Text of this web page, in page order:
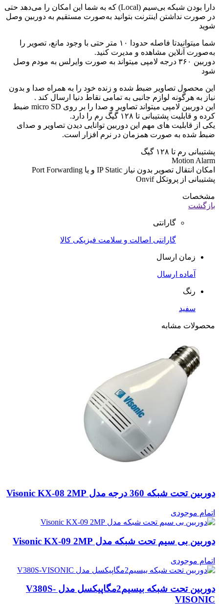
دارا بودن شبکه بی‌سیم (Local) که به شما این امکان را می‌دهد حتی
در صورت نداشتن اینترنت بتوانید به‌صورت مستقیم به دوربین وصل
شوید
شما میتوانیدتا فاصله حدودا ۱۰ متر حتی با وجود مانع، تصویر را
به‌صورت آنلاین مشاهده و مدیرت کنید.
دوربین ۳۶۰ درجه لامپی میتواند به صورت وایرلس به مودم وصل
شود
این محصول تصاویر ضبط شده و زنده خود را به همراه صدا و بدون
نیاز به هرگونه لوازم جانبی به تمامی نقاط دنیا ارسال کند .
این دوربین لامپی میتواند تصاویر و صدا را بر روی micro SD ضبط
کرده و قابلیت پشتیبانی تا ۱۲۸ گیگ رم را دارد.
یکی از قابلیت های مهم این دوربین توانایی دیدن تصاویر و صدای
ضبط شده به صورت همزمان در نرم افزار است.
پشتیبانی رم تا ۱۲۸ گیگ
Motion Alarm
امکان انتقال تصویر بدون نیاز IP Static و یا Port Forwarding
پشتیبانی از پروتکل Onvif
مشخصات
بازگشت
گارانتی
گارانتی اصالت و سلامت فیزیکی کالا
زمان ارسال
آماده ارسال
رنگ
سفید
محصولات مشابه
دوربین تحت شبکه 360 درجه مدل Visonic KX-08 2MP
اتمام موجودی
دوربین بی سیم تحت شبکه مدل Visonic KX-09 2MP
اتمام موجودی
دوربین تحت شبکه بیسیم2مگاپیکسل مدل V380S-
VISONIC